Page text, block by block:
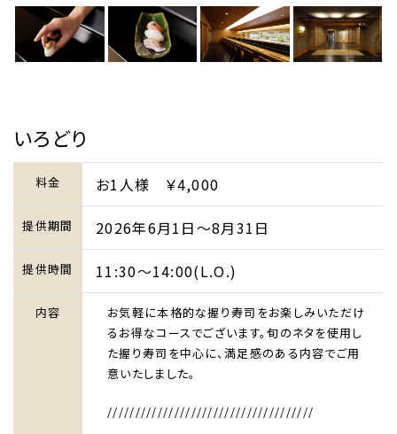
いろどり
料金 お1人様 ￥4,000
提供期間 2026年6月1日～8月31日
提供時間 11:30～14:00(L.O.)
内容
お気軽に本格的な握り寿司をお楽しみいただけ
るお得なコースでございます。旬のネタを使用し
た握り寿司を中心に、満足感のある内容でご用
意いたしました。
/////////////////////////////////////